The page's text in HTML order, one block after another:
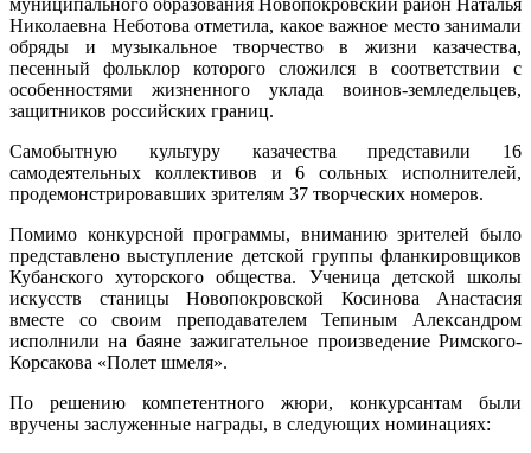
муниципального образования Новопокровский район Наталья
Николаевна Неботова отметила, какое важное место занимали
обряды и музыкальное творчество в жизни казачества,
песенный фольклор которого сложился в соответствии с
особенностями жизненного уклада воинов-земледельцев,
защитников российских границ.
Самобытную культуру казачества представили 16
самодеятельных коллективов и 6 сольных исполнителей,
продемонстрировавших зрителям 37 творческих номеров.
Помимо конкурсной программы, вниманию зрителей было
представлено выступление детской группы фланкировщиков
Кубанского хуторского общества. Ученица детской школы
искусств станицы Новопокровской Косинова Анастасия
вместе со своим преподавателем Тепиным Александром
исполнили на баяне зажигательное произведение Римского-
Корсакова «Полет шмеля».
По решению компетентного жюри, конкурсантам были
вручены заслуженные награды, в следующих номинациях: